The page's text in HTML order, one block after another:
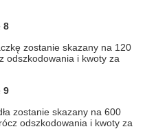
8
zostanie skazany na 120
odszkodowania i kwoty za
9
zostanie skazany na 600
odszkodowania i kwoty za